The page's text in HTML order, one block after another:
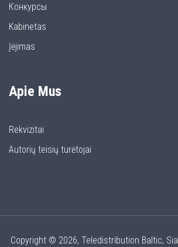
Конкурсы
Kabinetas
Įėjimas
Apie Mus
Rekvizitai
Autorių teisių turėtojai
Copyright © 2026, Teledistribution Baltic, Sia